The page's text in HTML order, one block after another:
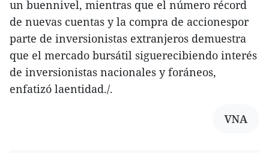
un buennivel, mientras que el número récord
de nuevas cuentas y la compra de accionespor
parte de inversionistas extranjeros demuestra
que el mercado bursátil siguerecibiendo interés
de inversionistas nacionales y foráneos,
enfatizó laentidad./.
VNA